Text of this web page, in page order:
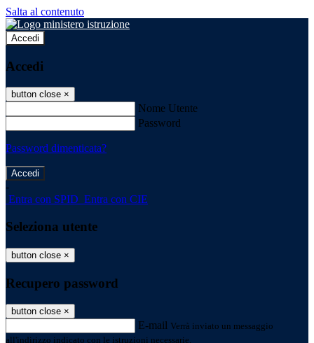
Salta al contenuto
Accedi
Accedi
button close ×
Nome Utente
Password
Password dimenticata?
-
Entra con SPID Entra con CIE
Seleziona utente
button close ×
Recupero password
button close ×
E-mail Verrà inviato un messaggio
all'indirizzo indicato con le istruzioni necessarie.